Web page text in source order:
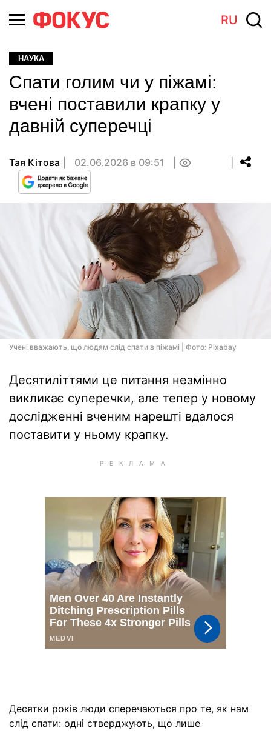
RU
НАУКА
Спати голим чи у піжамі:
вчені поставили крапку у
давній суперечці
Тая Кітова 02.06.2026 в 09:51
Учені вважають, що людям слід спати в піжамі | Фото: Pixabay
Десятиліттями це питання незмінно
викликає суперечки, але тепер у новому
дослідженні вченим нарешті вдалося
поставити у ньому крапку.
Десятки років люди сперечаються про те, як нам
слід спати: одні стверджують, що лише